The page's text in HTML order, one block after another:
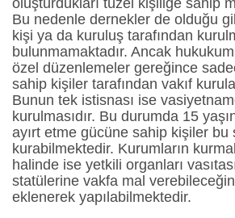
Bu nedenle dernekler de olduğu
kişi ya da kuruluş tarafından
bulunmamaktadır. Ancak
özel düzenlemeler gereğince
sahip kişiler tarafından vakıf
Bunun tek istisnası ise
kurulmasıdır. Bu durumda 15
ayırt etme gücüne sahip kişiler bu
kurabilmektedir. Kurumların
halinde ise yetkili organları
statülerine vakfa mal
eklenerek yapılabilmektedir.